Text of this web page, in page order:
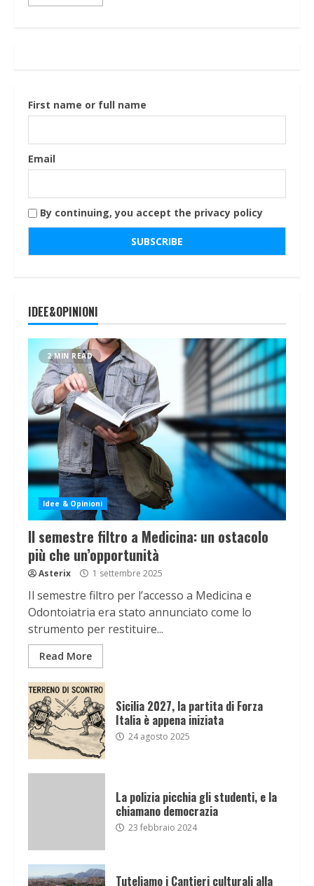
First name or full name
Email
By continuing, you accept the privacy policy
IDEE&OPINIONI
2 MIN READ
Idee & Opinioni
Il semestre filtro a Medicina: un ostacolo
più che un’opportunità
Asterix 1 settembre 2025
Il semestre filtro per l’accesso a Medicina e
Odontoiatria era stato annunciato come lo
strumento per restituire...
Read More
Sicilia 2027, la partita di Forza
Italia è appena iniziata
24 agosto 2025
La polizia picchia gli studenti, e la
chiamano democrazia
23 febbraio 2024
Tuteliamo i Cantieri culturali alla